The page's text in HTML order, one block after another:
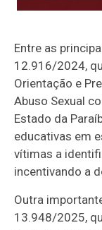
Entre as
12.916/2024,
Orientação e
Abuso Sexual
Estado da
educativas em
vítimas a
incentivando a
Outra
13.948/2025,